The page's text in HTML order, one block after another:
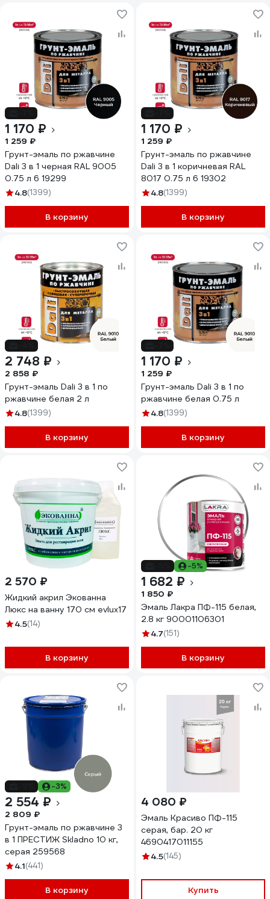
1 170 ₽
1 259 ₽
Грунт-эмаль по ржавчине
Dali 3 в 1 черная RAL 9005
0.75 л 6 19299
4.8(1399)
В корзину
1 170 ₽
1 259 ₽
Грунт-эмаль по ржавчине
Dali 3 в 1 коричневая RAL
8017 0.75 л 6 19302
4.8(1399)
В корзину
2 748 ₽
2 858 ₽
Грунт-эмаль Dali 3 в 1 по
ржавчине белая 2 л
4.8(1399)
В корзину
1 170 ₽
1 259 ₽
Грунт-эмаль Dali 3 в 1 по
ржавчине белая 0.75 л
4.8(1399)
В корзину
2 570 ₽
Жидкий акрил Экованна
Люкс на ванну 170 см evlux17
4.5(14)
В корзину
-5%
1 682 ₽
1 850 ₽
Эмаль Лакра ПФ-115 белая,
2.8 кг 90001106301
4.7(151)
В корзину
-3%
2 554 ₽
2 809 ₽
Грунт-эмаль по ржавчине 3
в 1 ПРЕСТИЖ Skladno 10 кг,
серая 259568
4.1(441)
В корзину
4 080 ₽
Эмаль Красиво ПФ-115
серая, бар. 20 кг
4690417011155
4.5(145)
Купить